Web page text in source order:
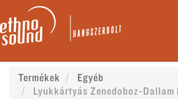
Termékek
Egyéb
Lyukkártyás Zenedoboz-Dallam